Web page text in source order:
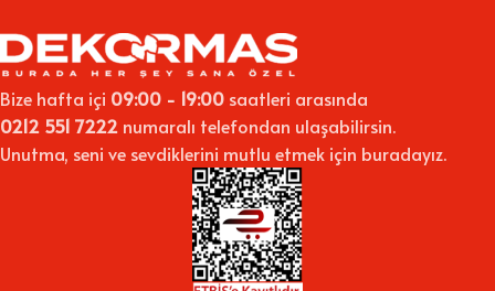
Bize hafta içi 09:00 - 19:00 saatleri arasında
0212 551 7222 numaralı telefondan ulaşabilirsin.
Unutma, seni ve sevdiklerini mutlu etmek için buradayız.